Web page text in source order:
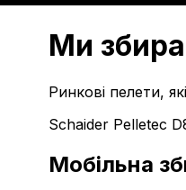
Ми
Ринкові пелети,
Schaider Pelletec
Мобільна